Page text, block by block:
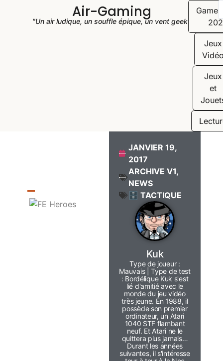
Air-Gaming
"Un air ludique, un souffle épique, un vent geek"
Jeux
Jeux
et
JANVIER 19,
2017
ARCHIVE V1,
NEWS
🗄️ TACTIQUE
Kuk
Type de joueur :
Mauvais | Type de test
: Bordélique Kuk s'est
lié d'amitié avec le
monde du jeu vidéo
très jeune. En 1988, il
possède son premier
ordinateur, un Atari
1040 STF flambant
neuf. Et Atari ne le
quittera plus jamais…
Durant les années
suivantes, il s'intéresse